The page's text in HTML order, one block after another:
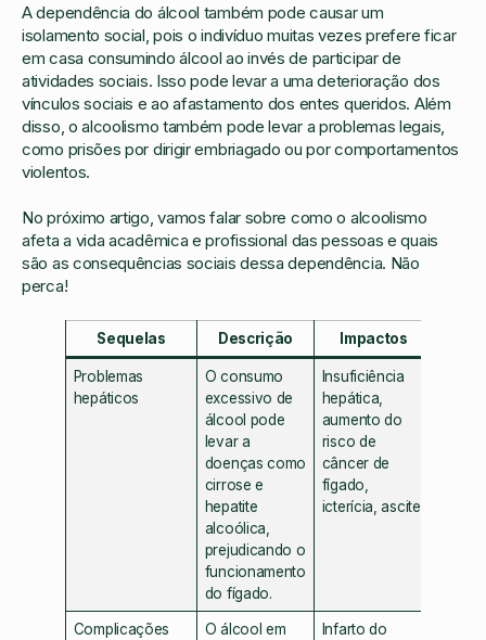
A dependência do álcool também pode causar um
isolamento social, pois o indivíduo muitas vezes prefere ficar
em casa consumindo álcool ao invés de participar de
atividades sociais. Isso pode levar a uma deterioração dos
vínculos sociais e ao afastamento dos entes queridos. Além
disso, o alcoolismo também pode levar a problemas legais,
como prisões por dirigir embriagado ou por comportamentos
violentos.
No próximo artigo, vamos falar sobre como o alcoolismo
afeta a vida acadêmica e profissional das pessoas e quais
são as consequências sociais dessa dependência. Não
perca!
Sequelas Descrição Impactos
Problemas
hepáticos
O consumo
excessivo de
álcool pode
levar a
doenças como
cirrose e
hepatite
alcoólica,
prejudicando o
funcionamento
do fígado.
Insuficiência
hepática,
aumento do
risco de
câncer de
fígado,
icterícia, ascite.
Complicações
O álcool em
Infarto do